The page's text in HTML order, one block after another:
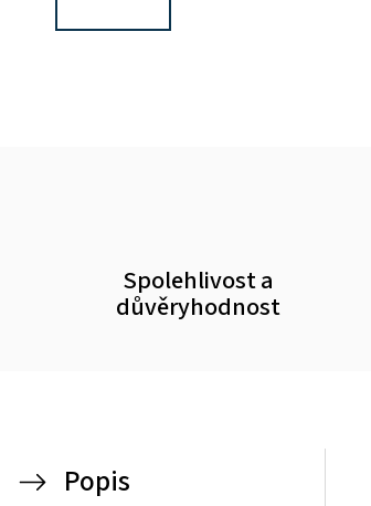
Spolehlivost a
důvěryhodnost
Popis